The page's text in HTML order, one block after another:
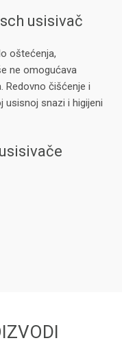
usisivač
oštećenja,
ne omogućava
Redovno čišćenje i
usisnoj snazi i higijeni